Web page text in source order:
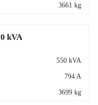
3661 kg
kVA
550 kVA
794 A
3699 kg